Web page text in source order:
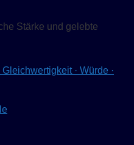
Stärke und gelebte
Gleichwertigkeit · Würde ·